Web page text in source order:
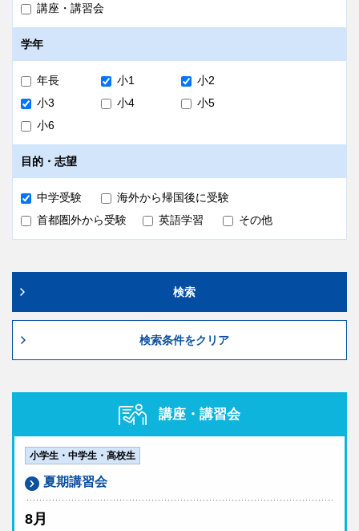
講座・講習会
学年
年長 小1
小2
小3
小4
小5
小6
目的・志望
中学受験
海外から帰国後に受験
首都圏外から受験
英語学習 その他
検索
検索条件をクリア
講座・講習会
小学生・中学生・高校生
夏期講習会
8月